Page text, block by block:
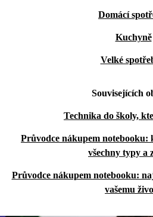
Domácí
Kuchyně
Velké
Souvisejících
Technika do školy,
Průvodce nákupem
všechny typy a
Průvodce nákupem notebooku:
vašemu